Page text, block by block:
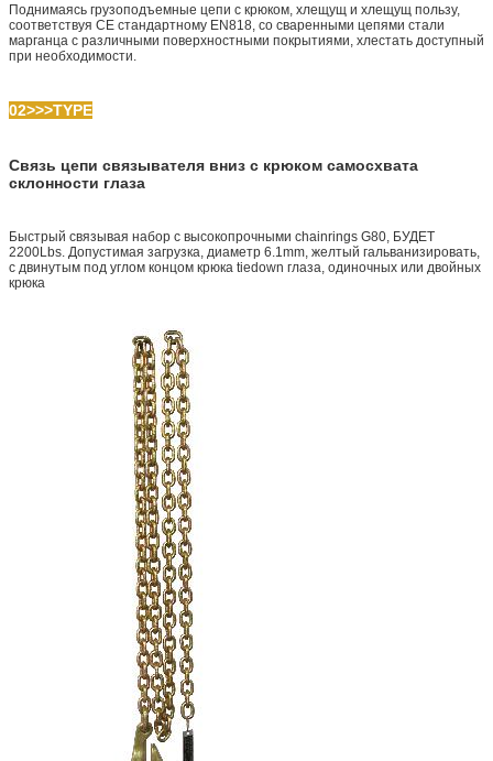
Поднимаясь грузоподъемные цепи с крюком, хлещущ и хлещущ пользу,
соответствуя CE стандартному EN818, со сваренными цепями стали
марганца с различными поверхностными покрытиями, хлестать доступный
при необходимости.
02>>>TYPE
Связь цепи связывателя вниз с крюком самосхвата
склонности глаза
Быстрый связывая набор с высокопрочными chainrings G80, БУДЕТ
2200Lbs. Допустимая загрузка, диаметр 6.1mm, желтый гальванизировать,
с двинутым под углом концом крюка tiedown глаза, одиночных или двойных
крюка